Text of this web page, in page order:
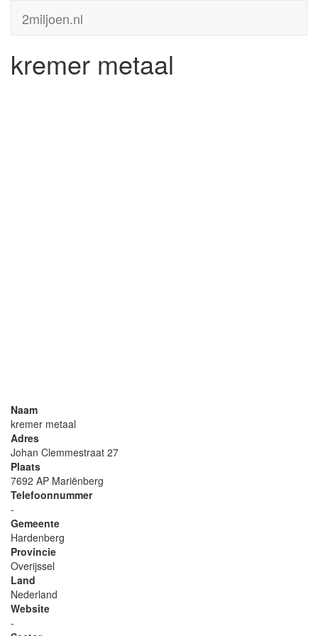
2miljoen.nl
kremer metaal
Naam
kremer metaal
Adres
Johan Clemmestraat 27
Plaats
7692 AP Mariënberg
Telefoonnummer
-
Gemeente
Hardenberg
Provincie
Overijssel
Land
Nederland
Website
-